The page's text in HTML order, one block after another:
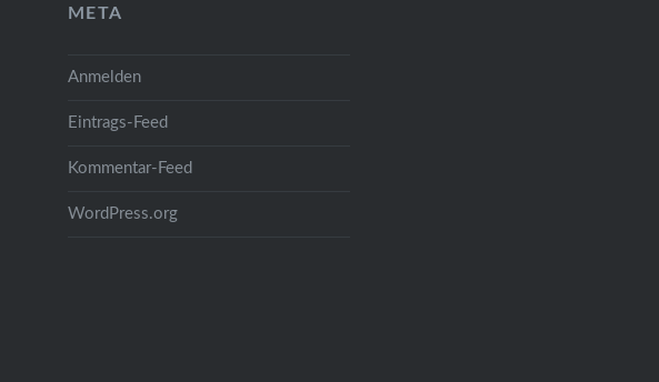
META
Anmelden
Eintrags-Feed
Kommentar-Feed
WordPress.org